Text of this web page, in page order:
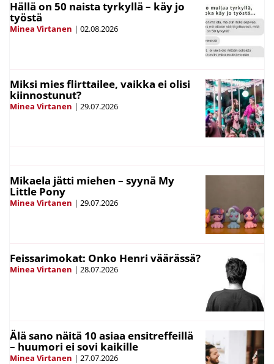
Hällä on 50 naista tyrkyllä – käy jo
työstä
Minea Virtanen | 02.08.2026
Miksi mies flirttailee, vaikka ei olisi
kiinnostunut?
Minea Virtanen | 29.07.2026
Mikaela jätti miehen – syynä My
Little Pony
Minea Virtanen | 29.07.2026
Feissarimokat: Onko Henri väärässä?
Minea Virtanen | 28.07.2026
Älä sano näitä 10 asiaa ensitreffeillä
– huumori ei sovi kaikille
Minea Virtanen | 27.07.2026